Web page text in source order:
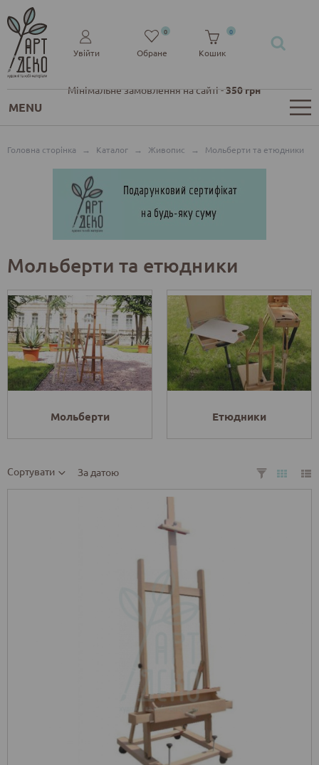
Мінімальне замовлення на сайті -350 грн
Увійти Обране
0
Кошик
0
MENU
Головна сторінка → Каталог → Живопис → Мольберти та етюдники
Мольберти та етюдники
Мольберти Етюдники
Сортувати За датою